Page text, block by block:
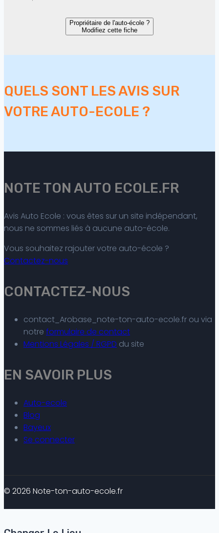
Propriétaire de l'auto-école ?
Modifiez cette fiche
QUELS SONT LES AVIS SUR
VOTRE AUTO-ECOLE ?
NOTE TON AUTO ECOLE.FR
Avis Auto Ecole : vous êtes sur un site indépendant,
nous ne sommes liés à aucune auto-école.
Vous souhaitez rajouter votre auto-école ?
Contactez-nous
CONTACTEZ-NOUS
contact_Arobase_note-ton-auto-ecole.fr ou via
notre formulaire de contact
Mentions Légales / RGPD du site
EN SAVOIR PLUS
Auto-ecole
Blog
Bayeux
Se connecter
© 2026 Note-ton-auto-ecole.fr